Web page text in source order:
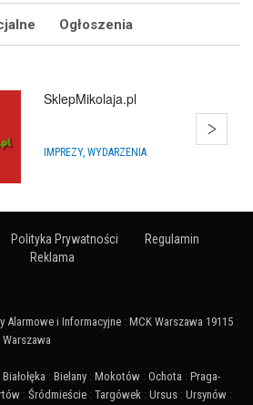
Ogłoszenia
SklepMikolaja.pl
IMPREZY, WYDARZENIA
Polityka Prywatności
Regulamin
Reklama
Alarmowe i Informacyjne : MCK Warszawa 19115 :
Białołęka : Bielany : Mokotów : Ochota : Praga-
: Śródmieście : Targówek : Ursus : Ursynów :